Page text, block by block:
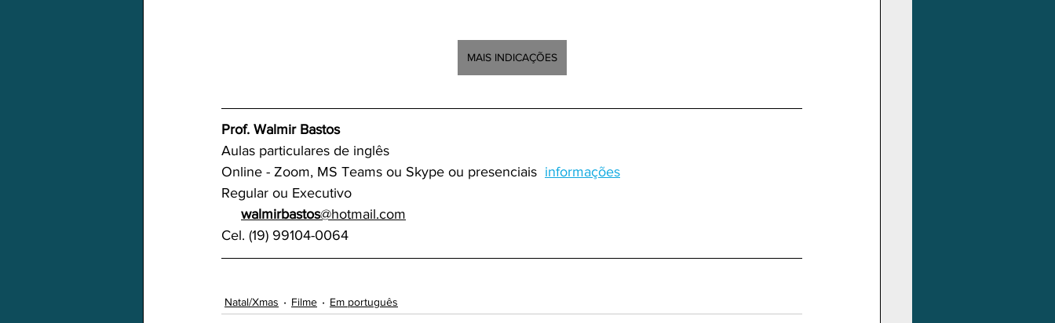
MAIS INDICAÇÕES
Prof. Walmir Bastos
Aulas particulares de inglês
Online - Zoom, MS Teams ou Skype ou presenciais informações
Regular ou Executivo
walmirbastos@hotmail.com
Cel. (19) 99104-0064
Natal/Xmas Filme Em português